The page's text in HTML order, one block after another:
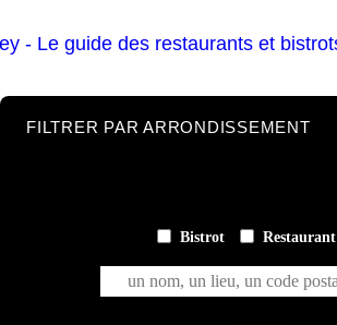
FILTRER PAR ARRONDISSEMENT
Bistrot Restaurant
un nom, un lieu, un code postal ...